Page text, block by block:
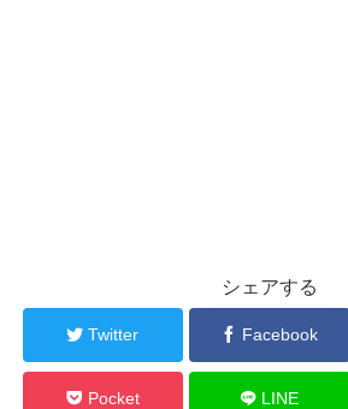
シェアする
Twitter Facebook
Pocket LINE